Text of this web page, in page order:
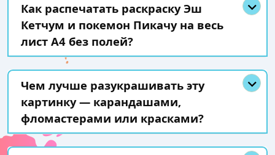
Как распечатать раскраску Эш
Кетчум и покемон Пикачу на весь
лист А4 без полей?
Чем лучше разукрашивать эту
картинку — карандашами,
фломастерами или красками?